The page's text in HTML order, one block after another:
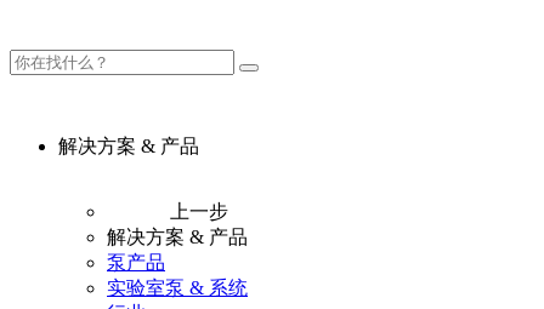
解决方案 & 产品
上一步
解决方案 & 产品
泵产品
实验室泵 & 系统